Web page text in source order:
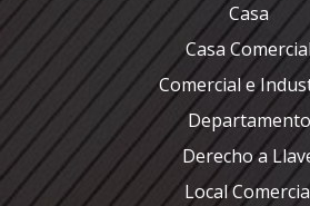
Casa
Casa Comercial
Comercial e
Departamento
Derecho a
Local